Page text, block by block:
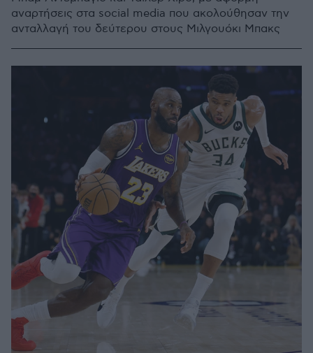
αναρτήσεις στα social media που ακολούθησαν την
ανταλλαγή του δεύτερου στους Μιλγουόκι Μπακς